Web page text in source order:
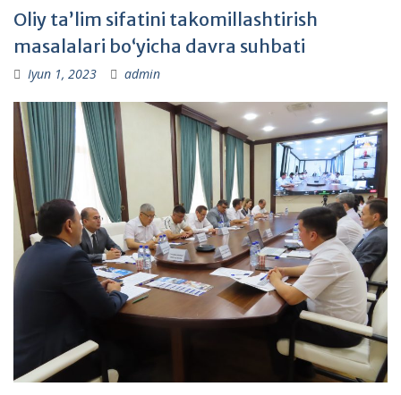
Oliy taʼlim sifatini takomillashtirish
masalalari boʻyicha davra suhbati
Iyun 1, 2023 admin